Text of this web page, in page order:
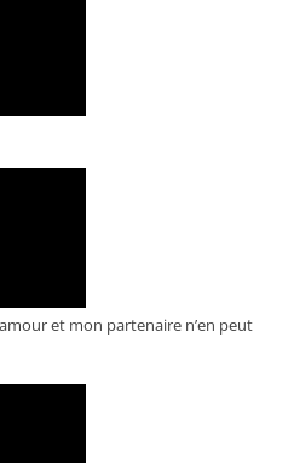
et mon partenaire n’en peut